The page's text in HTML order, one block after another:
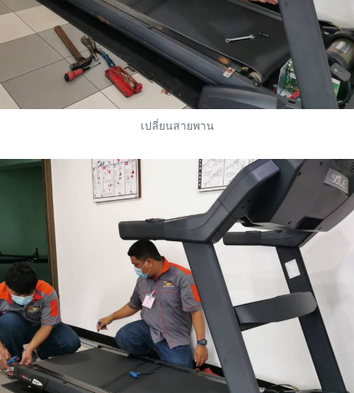
เปลี่ยนสายพาน